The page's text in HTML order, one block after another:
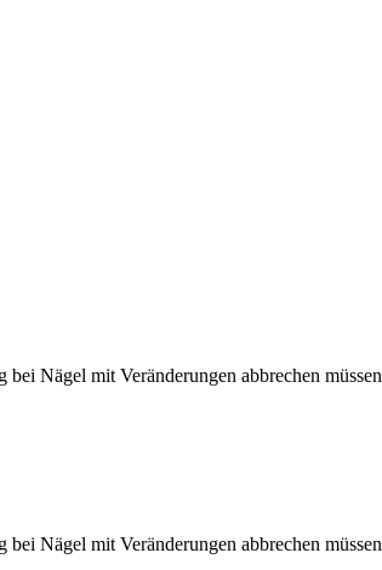
Nägel mit Veränderungen abbrechen müssen
Nägel mit Veränderungen abbrechen müssen